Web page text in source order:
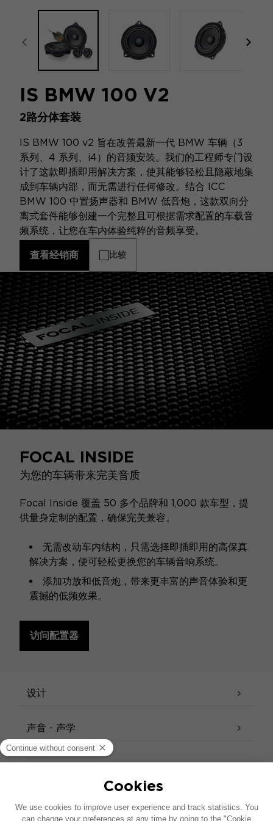
focal-naim-frontent::misc.prev_label
IS BMW 100 V2
2路分体套装
IS BMW 100 v2 旨在改善最新一代 BMW 车辆（3
系列、4 系列、i4）的音频安装。我们的工程师专门设
计了这款即插即用解决方案，使其能够轻松且隐蔽地集
成到车辆内部，而无需进行任何修改。结合 ICC
BMW 100 中置扬声器和 BMW 低音炮，这款双向分
离式套件能够创建一个完整且可根据需求配置的车载音
频系统，让您在车内体验纯粹的音频享受。
查看经销商 比较
FOCAL INSIDE
为您的车辆带来完美音质
Focal Inside 覆盖 50 多个品牌和 1,000 款车型，提
供量身定制的配置，确保完美兼容。
无需改动车内结构，只需选择即插即用的高保真
解决方案，便可轻松更换您的车辆音响系统。
添加功放和低音炮，带来更丰富的声音体验和更
震撼的低频效果。
访问配置器
设计
声音 - 声学
技术参数表
用户手册 FOCAL INSIDE 目录